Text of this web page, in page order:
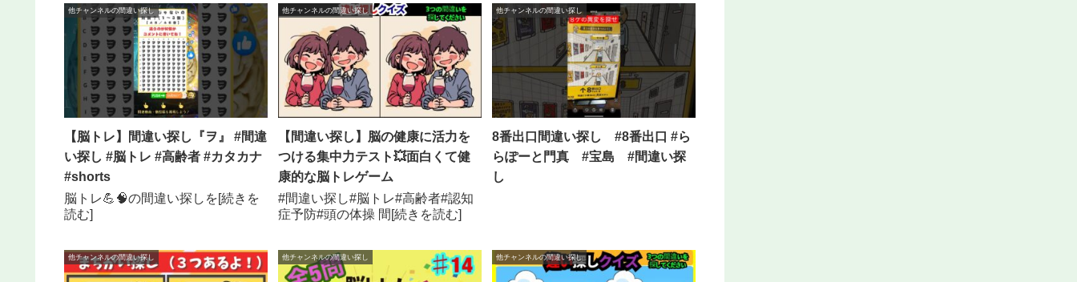
他チャンネルの間違い探し
【脳トレ】間違い探し『ヲ』 #間違
い探し #脳トレ #高齢者 #カタカナ
#shorts
脳トレ💪🧠の間違い探しを[続きを
読む]
他チャンネルの間違い探し
【間違い探し】脳の健康に活力を
つける集中力テスト💥面白くて健
康的な脳トレゲーム
#間違い探し#脳トレ#高齢者#認知
症予防#頭の体操 間[続きを読む]
他チャンネルの間違い探し
8番出口間違い探し #8番出口 #ら
らぽーと門真 #宝島 #間違い探
し
他チャンネルの間違い探し 他チャンネルの間違い探し 他チャンネルの間違い探し